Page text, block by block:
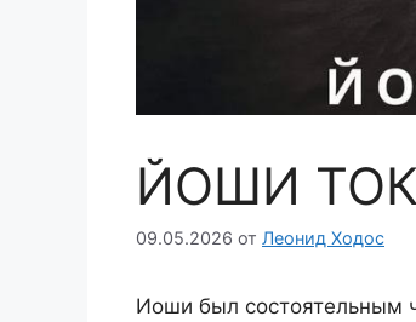
ЙОШИ
09.05.2026 от Леонид Ходос
Иоши был состоятельным